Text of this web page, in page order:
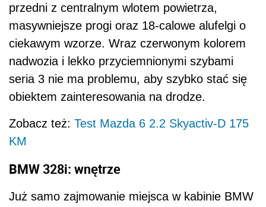
przedni z centralnym wlotem powietrza,
masywniejsze progi oraz 18-calowe alufelgi o
ciekawym wzorze. Wraz czerwonym kolorem
nadwozia i lekko przyciemnionymi szybami
seria 3 nie ma problemu, aby szybko stać się
obiektem zainteresowania na drodze.
Zobacz też: Test Mazda 6 2.2 Skyactiv-D 175
KM
BMW 328i: wnętrze
Już samo zajmowanie miejsca w kabinie BMW